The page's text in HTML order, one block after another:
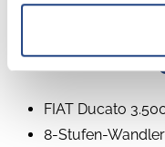
FIAT Ducato
8-Stufen-